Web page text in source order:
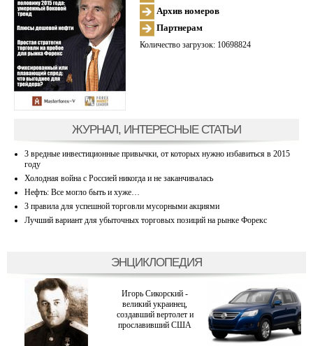
Архив номеров
Партнерам
Количество загрузок: 10698824
ЖУРНАЛ, ИНТЕРЕСНЫЕ СТАТЬИ
3 вредные инвестиционные привычки, от которых нужно избавиться в 2015
году
Холодная война с Россией никогда и не заканчивалась
Нефть: Все могло быть и хуже…
3 правила для успешной торговли мусорными акциями
Лучший вариант для убыточных торговых позиций на рынке Форекс
ЭНЦИКЛОПЕДИЯ
Игорь Сикорский -
великий украинец,
создавший вертолет и
прославивший США